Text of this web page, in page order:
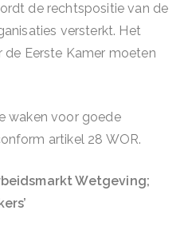
de rechtspositie van de
versterkt. Het
Eerste Kamer moeten
waken voor goede
artikel 28 WOR.
Wetgeving;